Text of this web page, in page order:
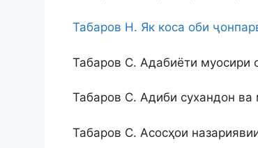
Табаров Н. Як коса оби
Табаров С. Адабиёти муосири
Табаров С. Адиби сухандон ва
Табаров С. Асосҳои